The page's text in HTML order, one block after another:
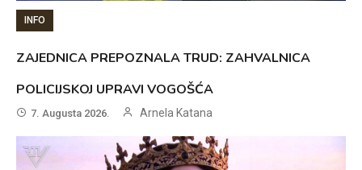
INFO
ZAJEDNICA PREPOZNALA TRUD: ZAHVALNICA
POLICIJSKOJ UPRAVI VOGOŠĆA
7. Augusta 2026. Arnela Katana